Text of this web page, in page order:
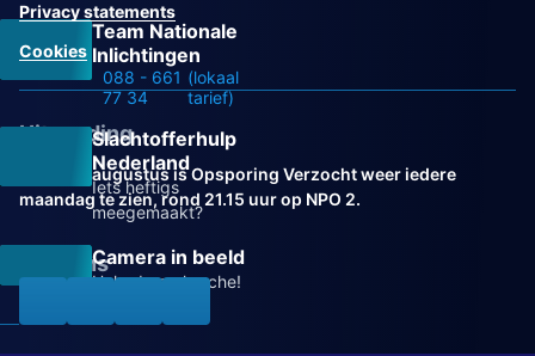
Team Nationale
Inlichtingen
088 - 661
77 34
(lokaal
tarief)
Slachtofferhulp
Nederland
Iets heftigs
meegemaakt?
Camera in beeld
Help de recherche!
Privacy statements
Cookies
Uitzending
Vanaf 31 augustus is Opsporing Verzocht weer iedere
maandag te zien, rond 21.15 uur op NPO 2.
Volg ons